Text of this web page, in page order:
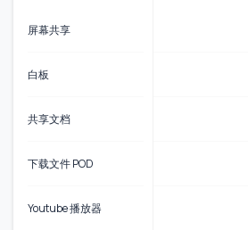
屏幕共享
白板
共享文档
下载文件 POD
Youtube 播放器